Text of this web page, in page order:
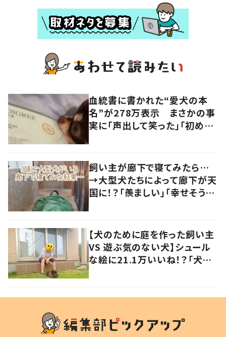
血統書に書かれた“愛犬の本
名”が278万表示 まさかの事
実に「声出して笑った」「初めて
w」
飼い主が廊下で寝てみたら…
→大型犬たちによって廊下が天
国に！？「羨ましい」「幸せそう」
【犬のために庭を作った飼い主
VS 遊ぶ気のない犬】シュール
な絵に21.1万いいね！？「犬の